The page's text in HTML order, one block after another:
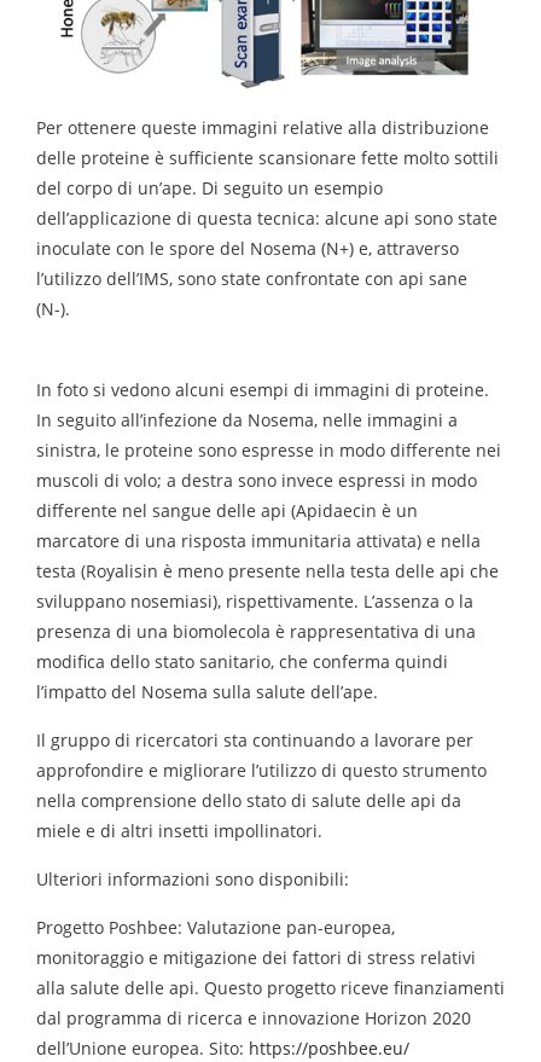
Per ottenere queste immagini relative alla distribuzione
delle proteine è sufficiente scansionare fette molto sottili
del corpo di un’ape. Di seguito un esempio
dell’applicazione di questa tecnica: alcune api sono state
inoculate con le spore del Nosema (N+) e, attraverso
l’utilizzo dell’IMS, sono state confrontate con api sane
(N-).
In foto si vedono alcuni esempi di immagini di proteine.
In seguito all’infezione da Nosema, nelle immagini a
sinistra, le proteine sono espresse in modo differente nei
muscoli di volo; a destra sono invece espressi in modo
differente nel sangue delle api (Apidaecin è un
marcatore di una risposta immunitaria attivata) e nella
testa (Royalisin è meno presente nella testa delle api che
sviluppano nosemiasi), rispettivamente. L’assenza o la
presenza di una biomolecola è rappresentativa di una
modifica dello stato sanitario, che conferma quindi
l’impatto del Nosema sulla salute dell’ape.
Il gruppo di ricercatori sta continuando a lavorare per
approfondire e migliorare l’utilizzo di questo strumento
nella comprensione dello stato di salute delle api da
miele e di altri insetti impollinatori.
Ulteriori informazioni sono disponibili:
Progetto Poshbee: Valutazione pan-europea,
monitoraggio e mitigazione dei fattori di stress relativi
alla salute delle api. Questo progetto riceve finanziamenti
dal programma di ricerca e innovazione Horizon 2020
dell’Unione europea. Sito: https://poshbee.eu/